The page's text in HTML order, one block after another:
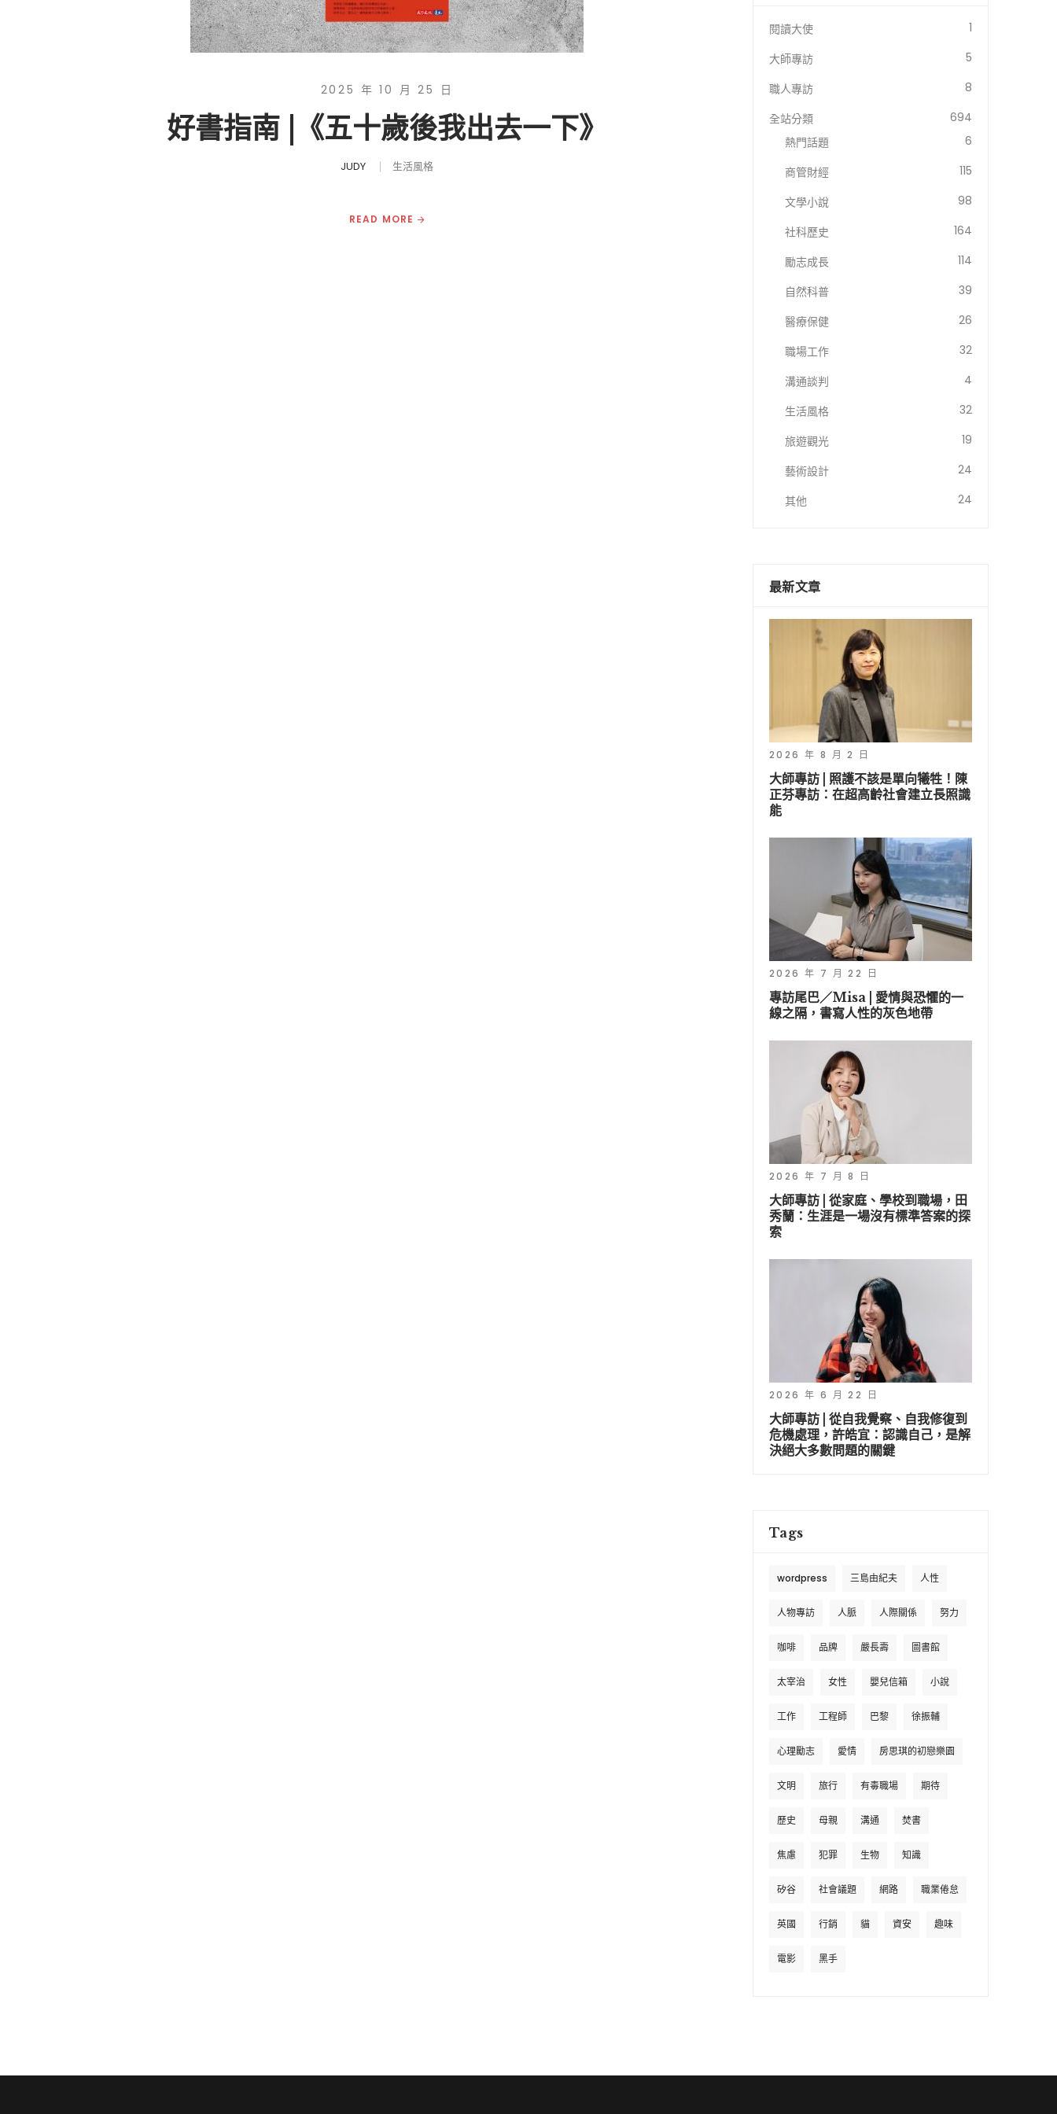
2025 年 10 月 25 日
好書指南 |《五十歲後我出去一下》
JUDY 生活風格
READ MORE
閱讀大使
1
大師專訪
5
職人專訪
8
全站分類
694
熱門話題
6
商管財經
115
文學小說
98
社科歷史
164
勵志成長
114
自然科普
39
醫療保健
26
職場工作
32
溝通談判
4
生活風格
32
旅遊觀光
19
藝術設計
24
其他
24
最新文章
2026 年 8 月 2 日
大師專訪 | 照護不該是單向犧牲！陳
正芬專訪：在超高齡社會建立長照識
能
2026 年 7 月 22 日
專訪尾巴／Misa | 愛情與恐懼的一
線之隔，書寫人性的灰色地帶
2026 年 7 月 8 日
大師專訪 | 從家庭、學校到職場，田
秀蘭：生涯是一場沒有標準答案的探
索
2026 年 6 月 22 日
大師專訪 | 從自我覺察、自我修復到
危機處理，許皓宜：認識自己，是解
決絕大多數問題的關鍵
Tags
wordpress 三島由紀夫 人性
人物專訪 人脈 人際關係 努力
咖啡 品牌 嚴長壽 圖書館
太宰治 女性 嬰兒信箱 小說
工作 工程師 巴黎 徐振輔
心理勵志 愛情 房思琪的初戀樂園
文明 旅行 有毒職場 期待
歷史 母親 溝通 焚書
焦慮 犯罪 生物 知識
矽谷 社會議題 網路 職業倦怠
英國 行銷 貓 資安 趣味
電影 黑手